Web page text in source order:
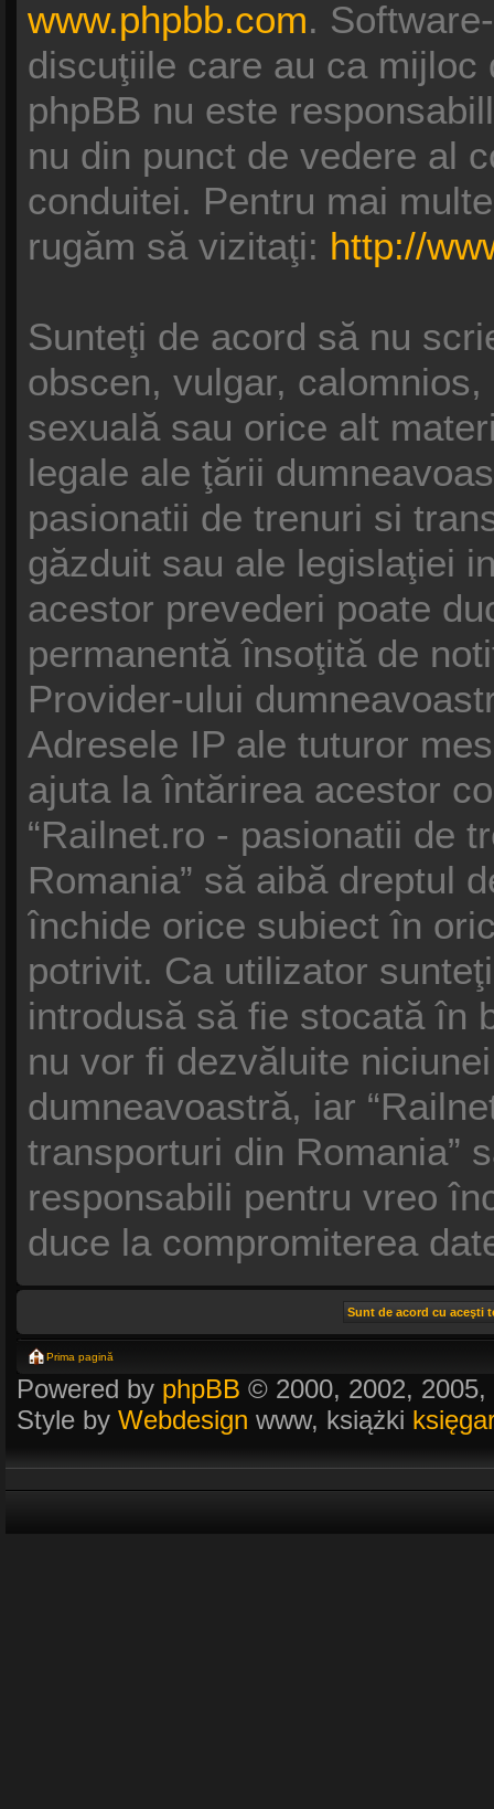
www.phpbb.com.
discuţiile care au ca
phpBB nu este
nu din punct de vedere al
conduitei. Pentru mai
rugăm să vizitaţi: http://
Sunteţi de acord să nu
obscen, vulgar,
sexuală sau orice alt
legale ale ţării
pasionatii de trenuri si
găzduit sau ale legislaţiei
acestor prevederi poate
permanentă însoţită de
Provider-ului
Adresele IP ale tuturor
ajuta la întărirea acestor
“Railnet.ro - pasionatii de
Romania” să aibă dreptul
închide orice subiect în
potrivit. Ca utilizator
introdusă să fie stocată în
nu vor fi dezvăluite
dumneavoastră, iar
transporturi din Romania”
responsabili pentru vreo
duce la compromiterea
Prima pagină
Powered by phpBB © 2000, 2002,
Style by Webdesign www, książki